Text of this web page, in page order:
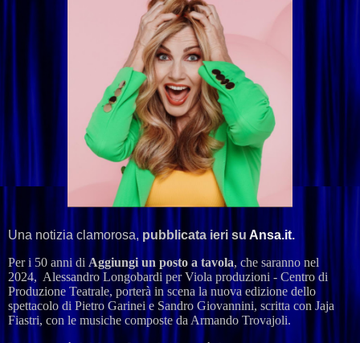
Una notizia clamorosa, pubblicata ieri su Ansa.it.
Per i 50 anni di Aggiungi un posto a tavola, che saranno nel
2024, Alessandro Longobardi per Viola produzioni - Centro di
Produzione Teatrale, porterà in scena la nuova edizione dello
spettacolo di Pietro Garinei e Sandro Giovannini, scritta con Jaja
Fiastri, con le musiche composte da Armando Trovajoli.